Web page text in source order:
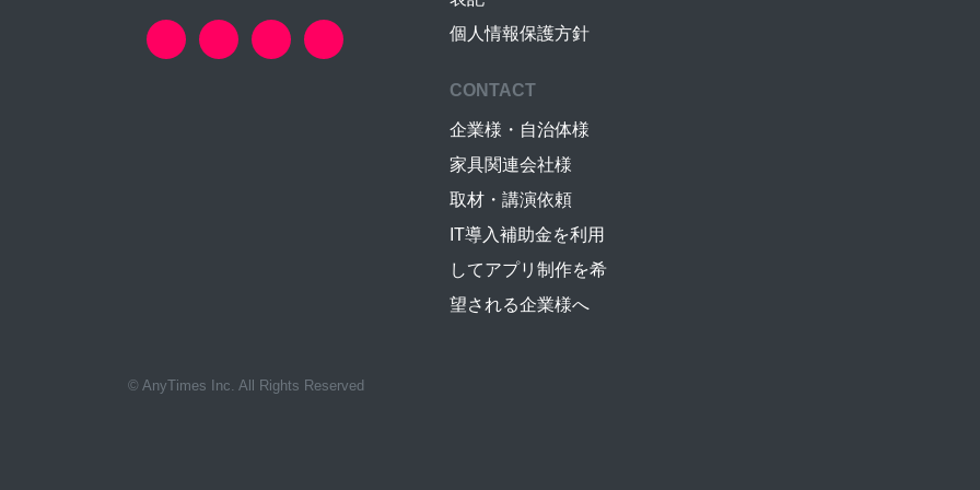
個人情報保護方針
CONTACT
企業様・自治体様
家具関連会社様
取材・講演依頼
IT導入補助金を利用
してアプリ制作を希
望される企業様へ
© AnyTimes Inc. All Rights Reserved